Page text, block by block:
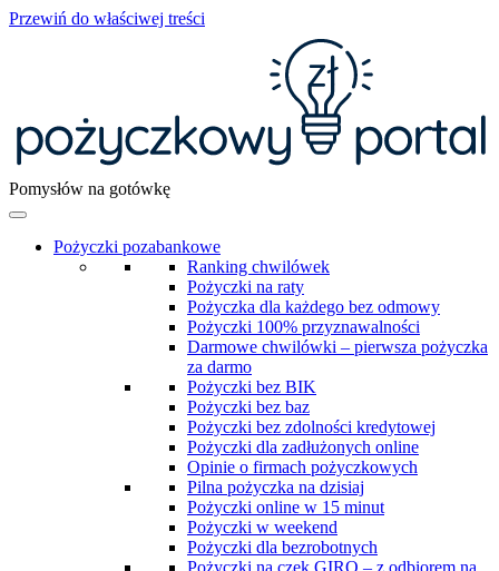
Przewiń do właściwej treści
Pomysłów na gotówkę
Pożyczki pozabankowe
Ranking chwilówek
Pożyczki na raty
Pożyczka dla każdego bez odmowy
Pożyczki 100% przyznawalności
Darmowe chwilówki – pierwsza pożyczka
za darmo
Pożyczki bez BIK
Pożyczki bez baz
Pożyczki bez zdolności kredytowej
Pożyczki dla zadłużonych online
Opinie o firmach pożyczkowych
Pilna pożyczka na dzisiaj
Pożyczki online w 15 minut
Pożyczki w weekend
Pożyczki dla bezrobotnych
Pożyczki na czek GIRO – z odbiorem na